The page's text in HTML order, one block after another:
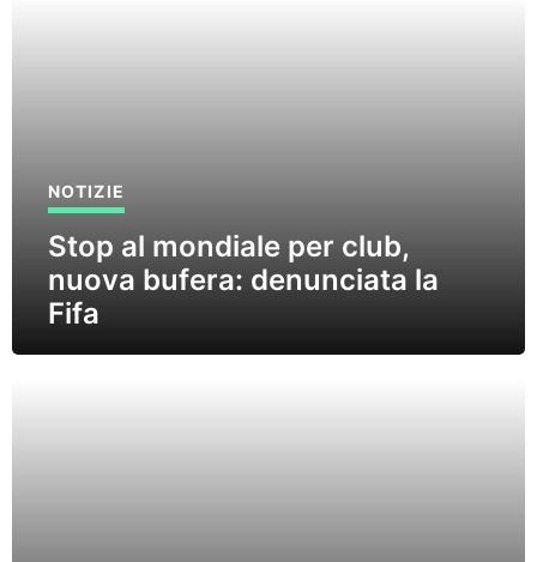
NOTIZIE
Stop al mondiale per club,
nuova bufera: denunciata la
Fifa